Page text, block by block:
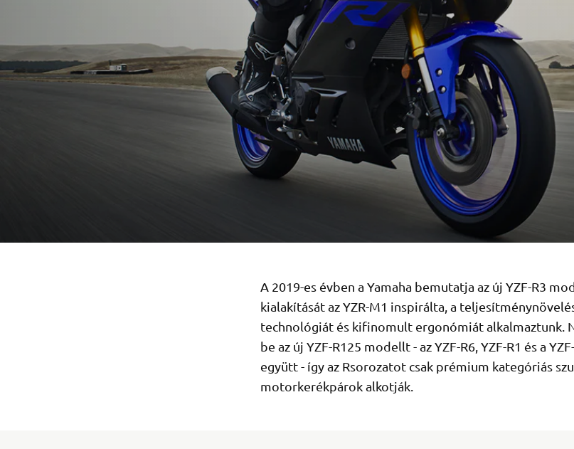
A 2019-es évben a Yamaha bemutatja az új YZF-R3
kialakítását az YZR-M1 inspirálta, a
technológiát és kifinomult ergonómiát alkalmaztunk.
be az új YZF-R125 modellt - az YZF-R6, YZF-R1 és a
együtt - így az Rsorozatot csak prémium kategóriás
motorkerékpárok alkotják.